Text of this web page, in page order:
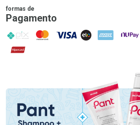
formas de
Pagamento
PIX MasterCard
VISA ELO AMEX NuPay
Hipercard
Promoção em Destaque